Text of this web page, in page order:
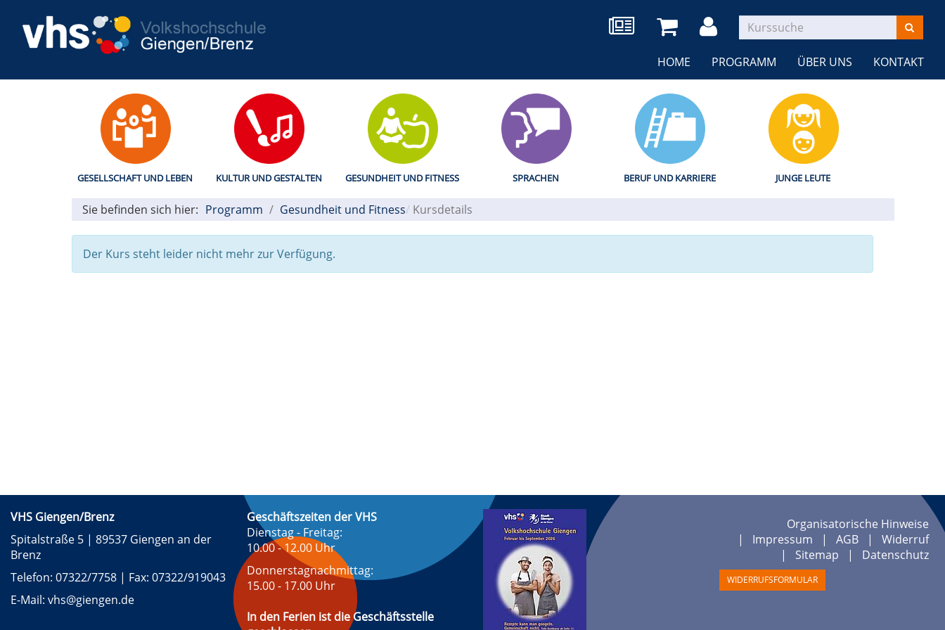
HOME PROGRAMM ÜBER UNS KONTAKT
GESELLSCHAFT UND LEBEN KULTUR UND GESTALTEN GESUNDHEIT UND FITNESS SPRACHEN BERUF UND KARRIERE JUNGE LEUTE
Sie befinden sich hier: Programm Gesundheit und Fitness Kursdetails
Der Kurs steht leider nicht mehr zur Verfügung.
VHS Giengen/Brenz
Spitalstraße 5 | 89537 Giengen an der
Brenz
Telefon: 07322/7758 | Fax: 07322/919043
E-Mail: vhs@giengen.de
Geschäftszeiten der VHS
Dienstag - Freitag:
10.00 - 12.00 Uhr
Donnerstagnachmittag:
15.00 - 17.00 Uhr
In den Ferien ist die Geschäftsstelle
Organisatorische Hinweise
Impressum
AGB
Widerruf
Sitemap
Datenschutz
WIDERRUFSFORMULAR